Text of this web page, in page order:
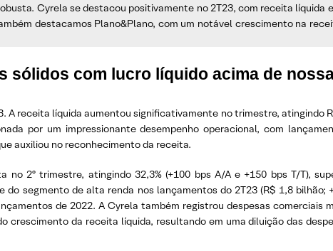
Cyrela se destacou positivamente no 2T23, com receita líquida
destacamos Plano&Plano, com um notável crescimento na
sólidos com lucro líquido acima de
receita líquida aumentou significativamente no trimestre, atingindo
por um impressionante desempenho operacional, com
auxiliou no reconhecimento da receita.
no 2º trimestre, atingindo 32,3% (+100 bps A/A e +150 bps T/T),
segmento de alta renda nos lançamentos do 2T23 (R$ 1,8 bilhão;
de 2022. A Cyrela também registrou despesas comerciais
crescimento da receita líquida, resultando em uma diluição das